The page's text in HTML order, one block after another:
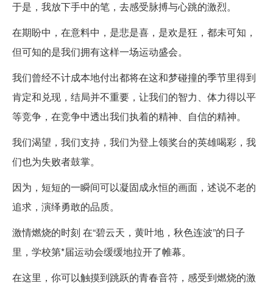
于是，我放下手中的笔，去感受脉搏与心跳的激烈。
在期盼中，在意料中，是悲是喜，是欢是狂，都未可知，
但可知的是我们拥有这样一场运动盛会。
我们曾经不计成本地付出都将在这和梦碰撞的季节里得到
肯定和兑现，结局并不重要，让我们的智力、体力得以平
等竞争，在竞争中透出我们执着的精神、自信的精神。
我们渴望，我们支持，我们为登上领奖台的英雄喝彩，我
们也为失败者鼓掌。
因为，短短的一瞬间可以凝固成永恒的画面，述说不老的
追求，演绎勇敢的品质。
激情燃烧的时刻 在“碧云天，黄叶地，秋色连波”的日子
里，学校第*届运动会缓缓地拉开了帷幕。
在这里，你可以触摸到跳跃的青春音符，感受到燃烧的激